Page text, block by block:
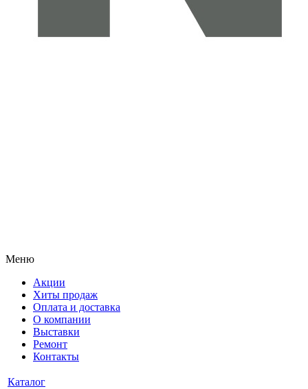
Меню
Акции
Хиты продаж
Оплата и доставка
О компании
Выставки
Ремонт
Контакты
Каталог